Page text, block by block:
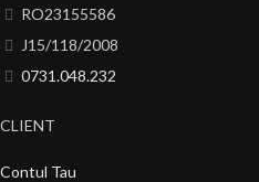
RO23155586
J15/118/2008
0731.048.232
CLIENT
Contul Tau